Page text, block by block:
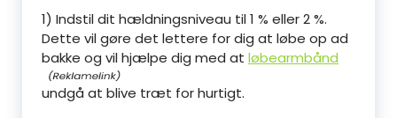
1) Indstil dit hældningsniveau til 1 % eller 2 %.
Dette vil gøre det lettere for dig at løbe op ad
bakke og vil hjælpe dig med at løbearmbånd
undgå at blive træt for hurtigt.